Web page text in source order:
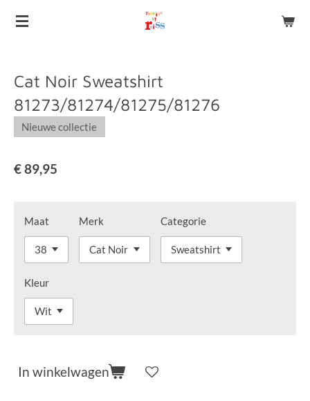
Ga
hoofdinhoud
Cat Noir Sweatshirt
81273/81274/81275/81276
Nieuwe collectie
€ 89,95
Maat Merk Categorie
Kleur
In winkelwagen